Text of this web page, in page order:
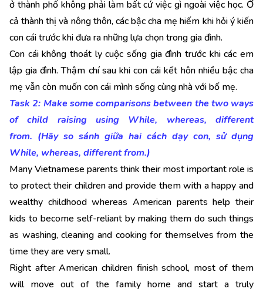
ở thành phố không phải làm bất cứ việc gì ngoài việc học. Ở
cả thành thị và nông thôn, các bậc cha mẹ hiếm khi hỏi ý kiến
con cái trước khi đưa ra những lựa chọn trong gia đình.
Con cái không thoát ly cuộc sống gia đình trước khi các em
lập gia đình. Thậm chí sau khi con cái kết hôn nhiều bậc cha
mẹ vẫn còn muốn con cái mình sống cùng nhà với bố mẹ.
Task 2: Make some comparisons between the two ways
of child raising using While, whereas, different
from. (Hãy so sánh giữa hai cách dạy con, sử dụng
While, whereas, different from.)
Many Vietnamese parents think their most important role is
to protect their children and provide them with a happy and
wealthy childhood whereas American parents help their
kids to become self-reliant by making them do such things
as washing, cleaning and cooking for themselves from the
time they are very small.
Right after American children finish school, most of them
will move out of the family home and start a truly